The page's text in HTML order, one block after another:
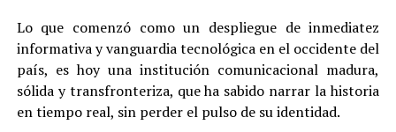
Lo que comenzó como un despliegue de inmediatez
informativa y vanguardia tecnológica en el occidente del
país, es hoy una institución comunicacional madura,
sólida y transfronteriza, que ha sabido narrar la historia
en tiempo real, sin perder el pulso de su identidad.